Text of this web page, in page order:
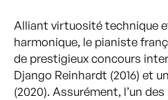
Alliant virtuosité technique
harmonique, le pianiste
de prestigieux concours
Django Reinhardt (2016) et
(2020). Assurément, l’un